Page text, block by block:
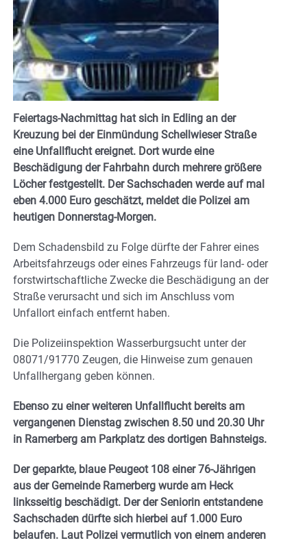
Feiertags-Nachmittag hat sich in Edling an der
Kreuzung bei der Einmündung Schellwieser Straße
eine Unfallflucht ereignet. Dort wurde eine
Beschädigung der Fahrbahn durch mehrere größere
Löcher festgestellt. Der Sachschaden werde auf mal
eben 4.000 Euro geschätzt, meldet die Polizei am
heutigen Donnerstag-Morgen.
Dem Schadensbild zu Folge dürfte der Fahrer eines
Arbeitsfahrzeugs oder eines Fahrzeugs für land- oder
forstwirtschaftliche Zwecke die Beschädigung an der
Straße verursacht und sich im Anschluss vom
Unfallort einfach entfernt haben.
Die Polizeiinspektion Wasserburgsucht unter der
08071/91770 Zeugen, die Hinweise zum genauen
Unfallhergang geben können.
Ebenso zu einer weiteren Unfallflucht bereits am
vergangenen Dienstag zwischen 8.50 und 20.30 Uhr
in Ramerberg am Parkplatz des dortigen Bahnsteigs.
Der geparkte, blaue Peugeot 108 einer 76-Jährigen
aus der Gemeinde Ramerberg wurde am Heck
linksseitig beschädigt. Der der Seniorin entstandene
Sachschaden dürfte sich hierbei auf 1.000 Euro
belaufen. Laut Polizei vermutlich von einem anderen